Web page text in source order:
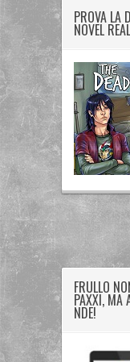
PROVA LA
NOVEL
FRULLO
PAXXI, MA
NDE!